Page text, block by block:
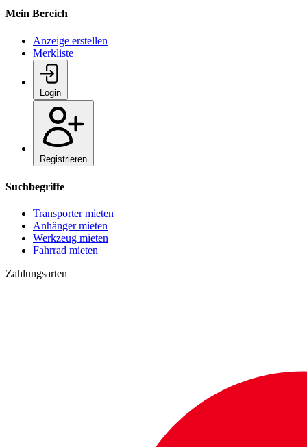
Mein Bereich
Anzeige erstellen
Merkliste
Login
Registrieren
Suchbegriffe
Transporter mieten
Anhänger mieten
Werkzeug mieten
Fahrrad mieten
Zahlungsarten